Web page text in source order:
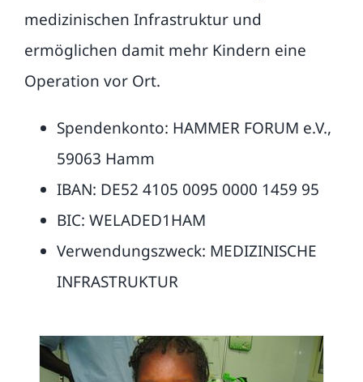
medizinischen Infrastruktur und
ermöglichen damit mehr Kindern eine
Operation vor Ort.
Spendenkonto: HAMMER FORUM e.V.,
59063 Hamm
IBAN: DE52 4105 0095 0000 1459 95
BIC: WELADED1HAM
Verwendungszweck: MEDIZINISCHE
INFRASTRUKTUR